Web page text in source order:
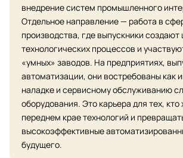
внедрение систем промышленного
Отдельное направление — работа в
производства, где выпускники
технологических процессов и
«умных» заводов. На предприятиях,
автоматизации, они востребованы как
наладке и сервисному обслуживанию
оборудования. Это карьера для тех, кто
переднем крае технологий и
высокоэффективные
будущего.